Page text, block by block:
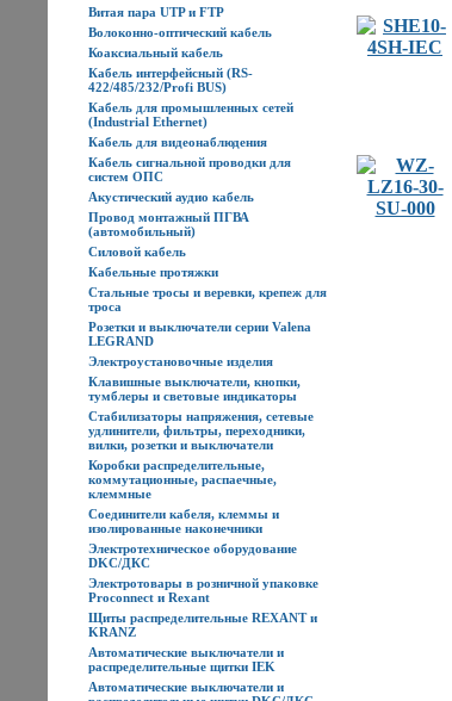
Витая пара UTP и FTP
Волоконно-оптический кабель
Коаксиальный кабель
Кабель интерфейсный (RS-
422/485/232/Profi BUS)
Кабель для промышленных сетей
(Industrial Ethernet)
Кабель для видеонаблюдения
Кабель сигнальной проводки для
систем ОПС
Акустический аудио кабель
Провод монтажный ПГВА
(автомобильный)
Силовой кабель
Кабельные протяжки
Стальные тросы и веревки, крепеж для
троса
Розетки и выключатели серии Valena
LEGRAND
Электроустановочные изделия
Клавишные выключатели, кнопки,
тумблеры и световые индикаторы
Стабилизаторы напряжения, сетевые
удлинители, фильтры, переходники,
вилки, розетки и выключатели
Коробки распределительные,
коммутационные, распаечные,
клеммные
Соединители кабеля, клеммы и
изолированные наконечники
Электротехническое оборудование
DKC/ДКС
Электротовары в розничной упаковке
Proconnect и Rexant
Щиты распределительные REXANT и
KRANZ
Автоматические выключатели и
распределительные щитки IEK
Автоматические выключатели и